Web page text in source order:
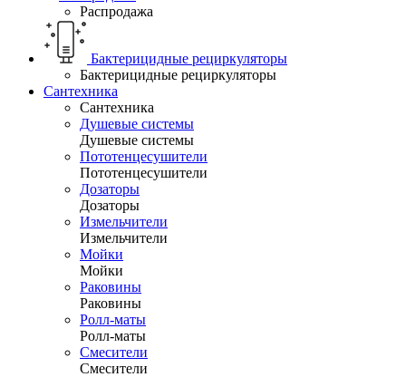
Распродажа
Бактерицидные рециркуляторы
Бактерицидные рециркуляторы
Сантехника
Сантехника
Душевые системы
Душевые системы
Пототенцесушители
Пототенцесушители
Дозаторы
Дозаторы
Измельчители
Измельчители
Мойки
Мойки
Раковины
Раковины
Ролл-маты
Ролл-маты
Смесители
Смесители